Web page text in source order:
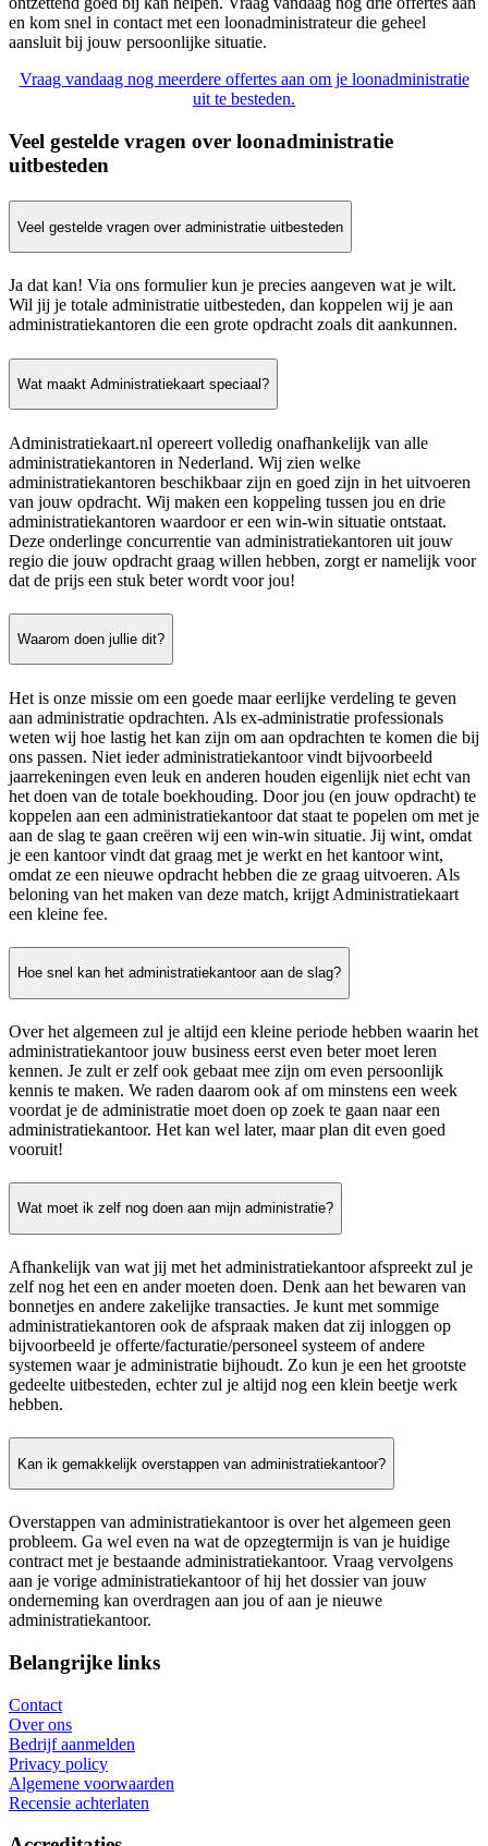
en kom snel in contact met een loonadministrateur die geheel
aansluit bij jouw persoonlijke situatie.
Vraag vandaag nog meerdere offertes aan om je loonadministratie
uit te besteden.
Veel gestelde vragen over loonadministratie
uitbesteden
Veel gestelde vragen over administratie uitbesteden
Ja dat kan! Via ons formulier kun je precies aangeven wat je wilt.
Wil jij je totale administratie uitbesteden, dan koppelen wij je aan
administratiekantoren die een grote opdracht zoals dit aankunnen.
Wat maakt Administratiekaart speciaal?
Administratiekaart.nl opereert volledig onafhankelijk van alle
administratiekantoren in Nederland. Wij zien welke
administratiekantoren beschikbaar zijn en goed zijn in het uitvoeren
van jouw opdracht. Wij maken een koppeling tussen jou en drie
administratiekantoren waardoor er een win-win situatie ontstaat.
Deze onderlinge concurrentie van administratiekantoren uit jouw
regio die jouw opdracht graag willen hebben, zorgt er namelijk voor
dat de prijs een stuk beter wordt voor jou!
Waarom doen jullie dit?
Het is onze missie om een goede maar eerlijke verdeling te geven
aan administratie opdrachten. Als ex-administratie professionals
weten wij hoe lastig het kan zijn om aan opdrachten te komen die bij
ons passen. Niet ieder administratiekantoor vindt bijvoorbeeld
jaarrekeningen even leuk en anderen houden eigenlijk niet echt van
het doen van de totale boekhouding. Door jou (en jouw opdracht) te
koppelen aan een administratiekantoor dat staat te popelen om met je
aan de slag te gaan creëren wij een win-win situatie. Jij wint, omdat
je een kantoor vindt dat graag met je werkt en het kantoor wint,
omdat ze een nieuwe opdracht hebben die ze graag uitvoeren. Als
beloning van het maken van deze match, krijgt Administratiekaart
een kleine fee.
Hoe snel kan het administratiekantoor aan de slag?
Over het algemeen zul je altijd een kleine periode hebben waarin het
administratiekantoor jouw business eerst even beter moet leren
kennen. Je zult er zelf ook gebaat mee zijn om even persoonlijk
kennis te maken. We raden daarom ook af om minstens een week
voordat je de administratie moet doen op zoek te gaan naar een
administratiekantoor. Het kan wel later, maar plan dit even goed
vooruit!
Wat moet ik zelf nog doen aan mijn administratie?
Afhankelijk van wat jij met het administratiekantoor afspreekt zul je
zelf nog het een en ander moeten doen. Denk aan het bewaren van
bonnetjes en andere zakelijke transacties. Je kunt met sommige
administratiekantoren ook de afspraak maken dat zij inloggen op
bijvoorbeeld je offerte/facturatie/personeel systeem of andere
systemen waar je administratie bijhoudt. Zo kun je een het grootste
gedeelte uitbesteden, echter zul je altijd nog een klein beetje werk
hebben.
Kan ik gemakkelijk overstappen van administratiekantoor?
Overstappen van administratiekantoor is over het algemeen geen
probleem. Ga wel even na wat de opzegtermijn is van je huidige
contract met je bestaande administratiekantoor. Vraag vervolgens
aan je vorige administratiekantoor of hij het dossier van jouw
onderneming kan overdragen aan jou of aan je nieuwe
administratiekantoor.
Belangrijke links
Contact
Over ons
Bedrijf aanmelden
Privacy policy
Algemene voorwaarden
Recensie achterlaten